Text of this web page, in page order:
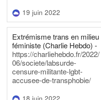
19 juin 2022
Extrémisme trans en milieu
féministe (Charlie Hebdo) -
https://charliehebdo.fr/2022/
06/societe/labsurde-
censure-militante-lgbt-
accusee-de-transphobie/
18 juin 2022